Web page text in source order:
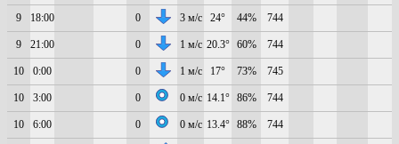
9 18:00 0 3 м/с 24° 44% 744
9 21:00 0 1 м/с 20.3° 60% 744
10 0:00 0 1 м/с 17° 73% 745
10 3:00 0 0 м/с 14.1° 86% 744
10 6:00 0 0 м/с 13.4° 88% 744